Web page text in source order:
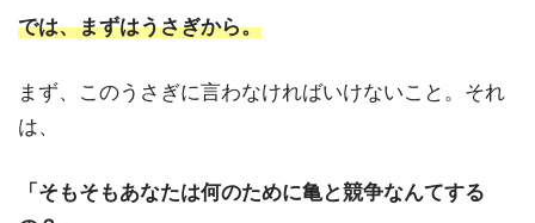
では、まずはうさぎから。
まず、このうさぎに言わなければいけないこと。それ
は、
「そもそもあなたは何のために亀と競争なんてする